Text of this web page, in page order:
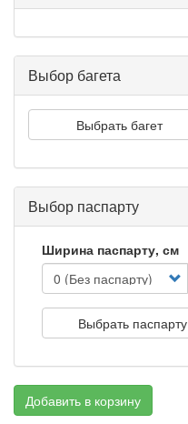
Выбор багета
Выбрать багет
Выбор паспарту
Ширина паспарту, см
Выбрать паспарту
Добавить в корзину